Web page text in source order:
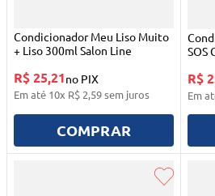
Condicionador Meu Liso Muito
+ Liso 300ml Salon Line
R$ 25,21no PIX
Em até 10x R$ 2,59sem juros
COMPRAR
SOS
R$
Em